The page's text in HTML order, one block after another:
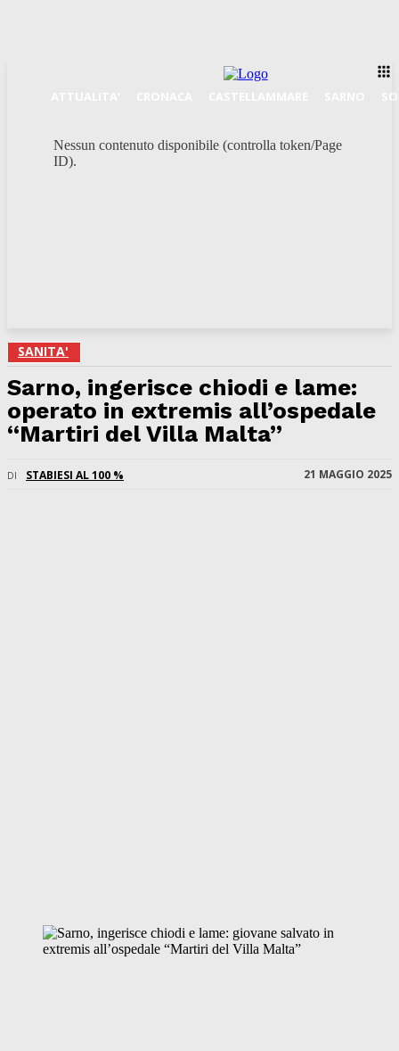
Nessun contenuto disponibile (controlla token/Page
ID).
SANITA'
Sarno, ingerisce chiodi e lame:
operato in extremis all’ospedale
“Martiri del Villa Malta”
DI STABIESI AL 100 % 21 MAGGIO 2025